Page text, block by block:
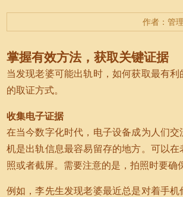
作者：管
掌握有效方法，获取关键证据
当发现老婆可能出轨时，如何获取最有
的取证方式。
收集电子证据
在当今数字化时代，电子设备成为人们
机是出轨信息最容易留存的地方。可以
照或者截屏。需要注意的是，拍照时要确
例如，李先生发现老婆最近总是对着手